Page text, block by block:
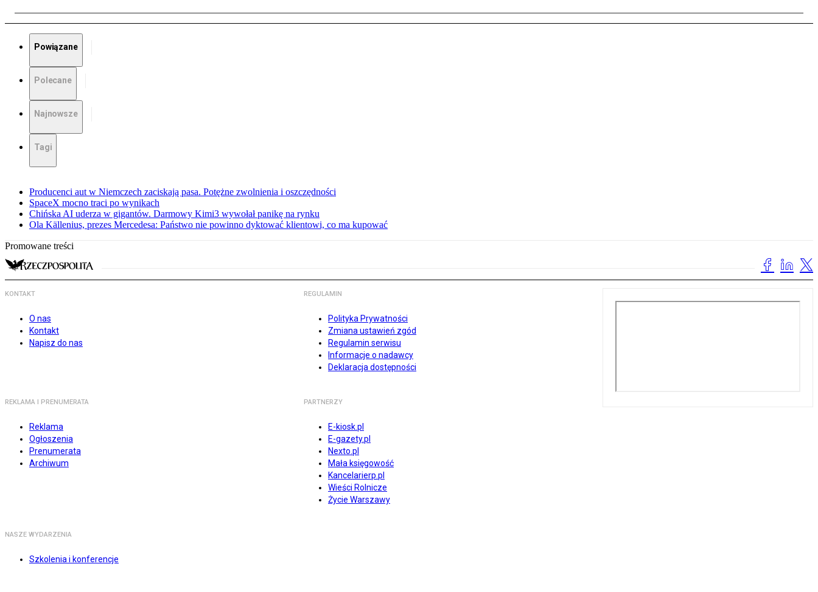
Powiązane
Polecane
Najnowsze
Tagi
Producenci aut w Niemczech zaciskają pasa. Potężne zwolnienia i oszczędności
SpaceX mocno traci po wynikach
Chińska AI uderza w gigantów. Darmowy Kimi3 wywołał panikę na rynku
Ola Källenius, prezes Mercedesa: Państwo nie powinno dyktować klientowi, co ma kupować
Promowane treści
KONTAKT
O nas
Kontakt
Napisz do nas
REGULAMIN
Polityka Prywatności
Zmiana ustawień zgód
Regulamin serwisu
Informacje o nadawcy
Deklaracja dostępności
REKLAMA I PRENUMERATA
Reklama
Ogłoszenia
Prenumerata
Archiwum
PARTNERZY
E-kiosk.pl
E-gazety.pl
Nexto.pl
Mała księgowość
Kancelarierp.pl
Wieści Rolnicze
Życie Warszawy
NASZE WYDARZENIA
Szkolenia i konferencje